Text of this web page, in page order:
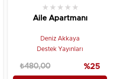
Aile Apartmanı
★ ★ ★ ★ ★
Deniz Akkaya
Destek Yayınları
₺480,00 %25